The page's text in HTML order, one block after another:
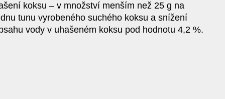
koksu – v množství menším než 25 g na
tunu vyrobeného suchého koksu a snížení
vody v uhašeném koksu pod hodnotu 4,2 %.